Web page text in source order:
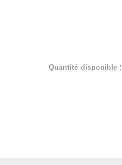
Quantité disponible :